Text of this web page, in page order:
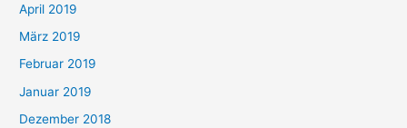
April 2019
März 2019
Februar 2019
Januar 2019
Dezember 2018